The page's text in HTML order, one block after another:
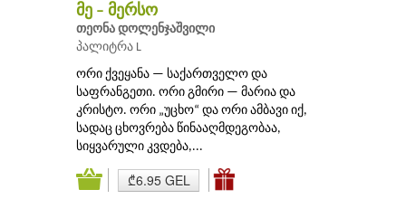
მე – მერსო
თეონა დოლენჯაშვილი
პალიტრა L
ორი ქვეყანა — საქართველო და
საფრანგეთი. ორი გმირი — მარია და
კრისტო. ორი „უცხო“ და ორი ამბავი იქ,
სადაც ცხოვრება წინააღმდეგობაა,
სიყვარული კვდება,...
₾6.95 GEL